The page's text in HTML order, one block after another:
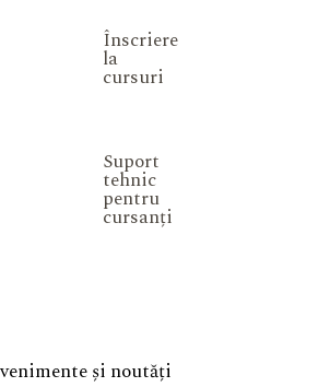
Înscriere
la
cursuri
Suport
tehnic
pentru
cursanți
și noutăți